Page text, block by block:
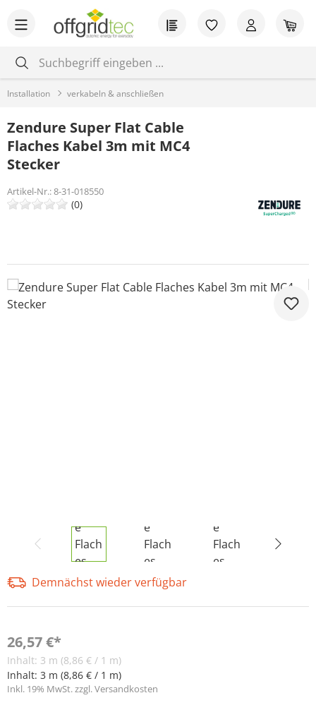
Zum Hauptinhalt springen Du hast 0
Installation verkabeln & anschließen
Zendure Super Flat Cable
Flaches Kabel 3m mit MC4
Stecker
Artikel-Nr.:8-31-018550
(0)
Bildergalerie überspringen
Demnächst wieder verfügbar
26,57 €*
Inhalt: 3 m (8,86 € / 1 m)
Inhalt: 3 m (8,86 € / 1 m)
Inkl. 19% MwSt. zzgl. Versandkosten